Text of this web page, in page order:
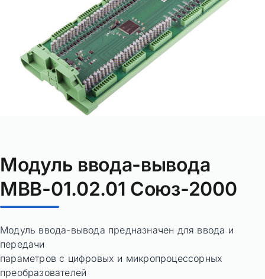
Модуль ввода-вывода
МВВ-01.02.01 Союз-2000
Модуль ввода-вывода предназначен для ввода и
передачи
параметров с цифровых и микропроцессорных
преобразователей